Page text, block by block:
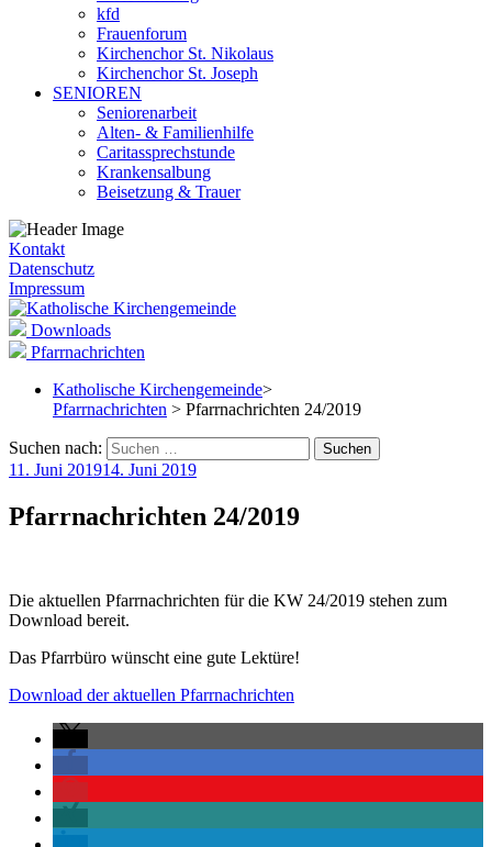
kfd
Frauenforum
Kirchenchor St. Nikolaus
Kirchenchor St. Joseph
SENIOREN
Seniorenarbeit
Alten- & Familienhilfe
Caritassprechstunde
Krankensalbung
Beisetzung & Trauer
Kontakt
Datenschutz
Impressum
Downloads
Pfarrnachrichten
Katholische Kirchengemeinde>
Pfarrnachrichten > Pfarrnachrichten 24/2019
Suchen nach:
11. Juni 201914. Juni 2019
Pfarrnachrichten 24/2019
Die aktuellen Pfarrnachrichten für die KW 24/2019 stehen zum
Download bereit.
Das Pfarrbüro wünscht eine gute Lektüre!
Download der aktuellen Pfarrnachrichten